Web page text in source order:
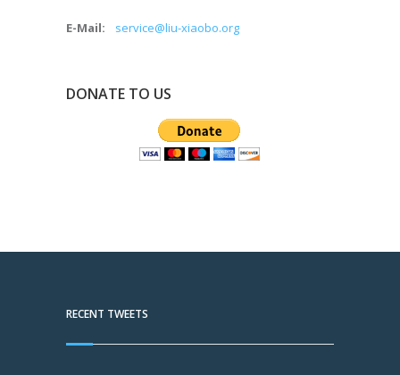
E-Mail: service@liu-xiaobo.org
DONATE TO US
RECENT TWEETS